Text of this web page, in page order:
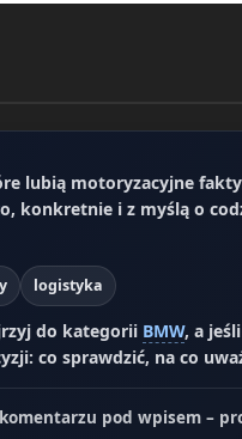
lubią motoryzacyjne
konkretnie i z myślą o
logistyka
do kategorii BMW, a
co sprawdzić, na co
pod wpisem –